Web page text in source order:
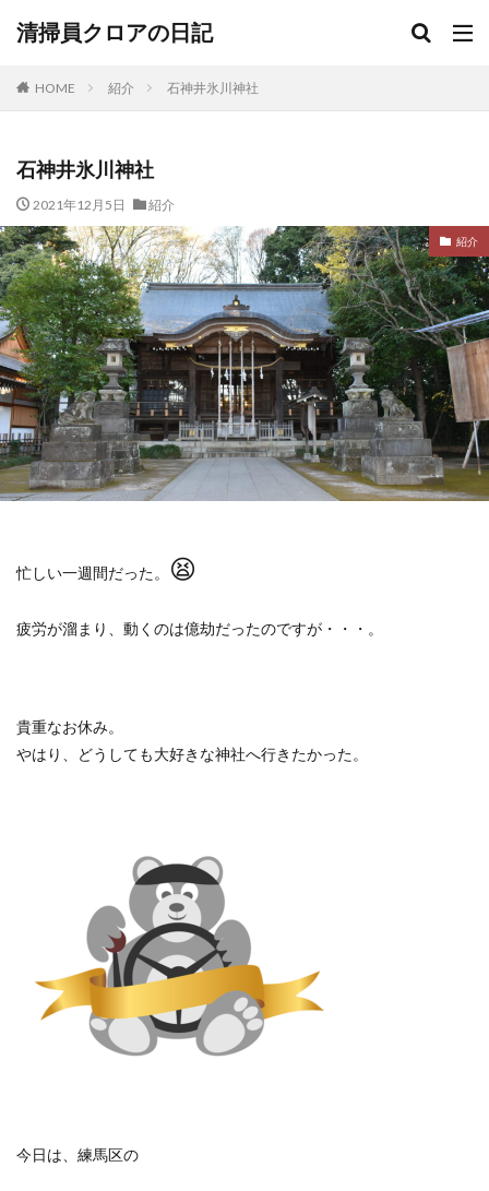
清掃員クロアの日記
HOME 紹介 石神井氷川神社
石神井氷川神社
2021年12月5日 紹介
紹介
忙しい一週間だった。 😫
疲労が溜まり、動くのは億劫だったのですが・・・。
貴重なお休み。
やはり、どうしても大好きな神社へ行きたかった。
今日は、練馬区の